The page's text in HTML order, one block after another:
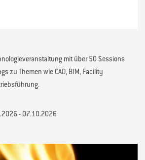
mit über 50 Sessions
zu Themen wie CAD, BIM, Facility
- 07.10.2026